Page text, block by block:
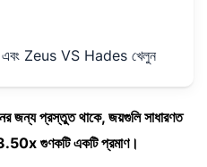
Zeus VS Hades খেলুন
প্রস্তুত থাকে, জয়গুলি সাধারণত
গুণকটি একটি প্রমাণ।